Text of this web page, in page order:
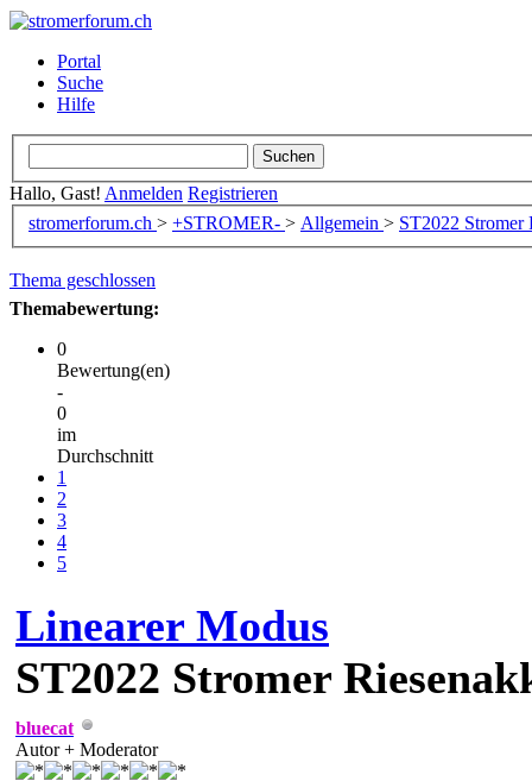
Portal
Suche
Hilfe
Hallo, Gast! Anmelden Registrieren
stromerforum.ch > +STROMER- > Allgemein > ST2022 Stromer
Thema geschlossen
Themabewertung:
0
Bewertung(en)
-
0
im
Durchschnitt
1
2
3
4
5
Linearer Modus
ST2022 Stromer
bluecat
Autor + Moderator